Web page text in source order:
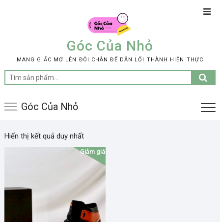
Góc Của Nhỏ
MANG GIẤC MƠ LÊN ĐÔI CHÂN ĐỂ DẪN LỐI THÀNH HIỆN THỰC
Tìm
kiếm:
Góc Của Nhỏ
Hiển thị kết quả duy nhất
Giảm giá!